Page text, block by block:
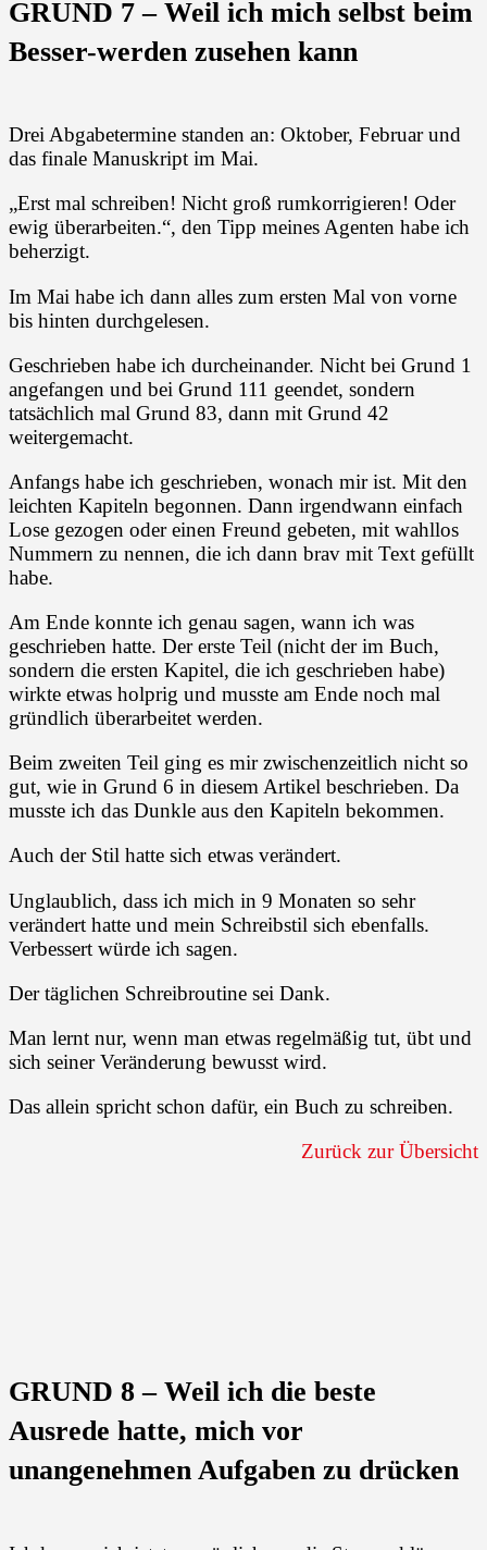
GRUND 7 – Weil ich mich selbst beim
Besser-werden zusehen kann
Drei Abgabetermine standen an: Oktober, Februar und
das finale Manuskript im Mai.
„Erst mal schreiben! Nicht groß rumkorrigieren! Oder
ewig überarbeiten.“, den Tipp meines Agenten habe ich
beherzigt.
Im Mai habe ich dann alles zum ersten Mal von vorne
bis hinten durchgelesen.
Geschrieben habe ich durcheinander. Nicht bei Grund 1
angefangen und bei Grund 111 geendet, sondern
tatsächlich mal Grund 83, dann mit Grund 42
weitergemacht.
Anfangs habe ich geschrieben, wonach mir ist. Mit den
leichten Kapiteln begonnen. Dann irgendwann einfach
Lose gezogen oder einen Freund gebeten, mit wahllos
Nummern zu nennen, die ich dann brav mit Text gefüllt
habe.
Am Ende konnte ich genau sagen, wann ich was
geschrieben hatte. Der erste Teil (nicht der im Buch,
sondern die ersten Kapitel, die ich geschrieben habe)
wirkte etwas holprig und musste am Ende noch mal
gründlich überarbeitet werden.
Beim zweiten Teil ging es mir zwischenzeitlich nicht so
gut, wie in Grund 6 in diesem Artikel beschrieben. Da
musste ich das Dunkle aus den Kapiteln bekommen.
Auch der Stil hatte sich etwas verändert.
Unglaublich, dass ich mich in 9 Monaten so sehr
verändert hatte und mein Schreibstil sich ebenfalls.
Verbessert würde ich sagen.
Der täglichen Schreibroutine sei Dank.
Man lernt nur, wenn man etwas regelmäßig tut, übt und
sich seiner Veränderung bewusst wird.
Das allein spricht schon dafür, ein Buch zu schreiben.
Zurück zur Übersicht
GRUND 8 – Weil ich die beste
Ausrede hatte, mich vor
unangenehmen Aufgaben zu drücken